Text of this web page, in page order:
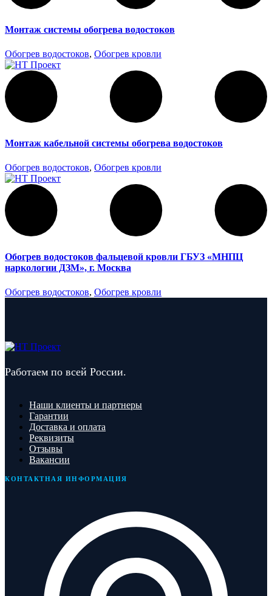
Монтаж системы обогрева водостоков
Обогрев водостоков, Обогрев кровли
Монтаж кабельной системы обогрева водостоков
Обогрев водостоков, Обогрев кровли
Обогрев водостоков фальцевой кровли ГБУЗ «МНПЦ
наркологии ДЗМ», г. Москва
Обогрев водостоков, Обогрев кровли
Работаем по всей России.
Наши клиенты и партнеры
Гарантии
Доставка и оплата
Реквизиты
Отзывы
Вакансии
КОНТАКТНАЯ ИНФОРМАЦИЯ